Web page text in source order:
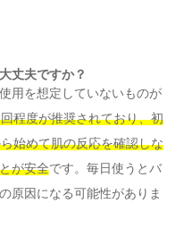
丈夫ですか？
用を想定していないものが
程度が推奨されており、初
始めて肌の反応を確認しな
が安全です。毎日使うとバ
原因になる可能性がありま